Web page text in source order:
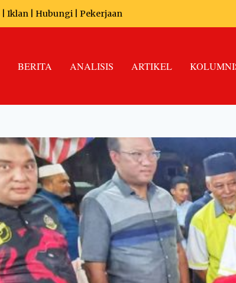
Iklan Hubungi Pekerjaan
BERITA ANALISIS ARTIKEL